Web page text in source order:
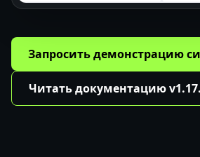
Запросить демонстрацию
Читать документацию